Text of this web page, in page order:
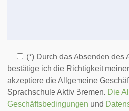
(*) Durch das Absenden des
bestätige ich die Richtigkeit
akzeptiere die Allgemeine
Sprachschule Aktiv Bremen. Die
Geschäftsbedingungen und